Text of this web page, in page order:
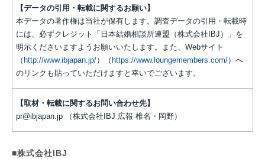
【データの引用・転載に関するお願い】
本データの著作権は当社が保有します。調査データの引用・転載時
には、必ずクレジット「日本結婚相談所連盟（株式会社IBJ）」を
明示くださいますようお願いいたします。また、Webサイト
（ http://www.ibjapan.jp/）（ https://www.loungemembers.com/）へ
のリンクも貼っていただけますと幸いでございます。
【取材・転載に関するお問い合わせ先】
pr@ibjapan.jp （株式会社IBJ 広報 椎名・岡野）
■株式会社IBJ